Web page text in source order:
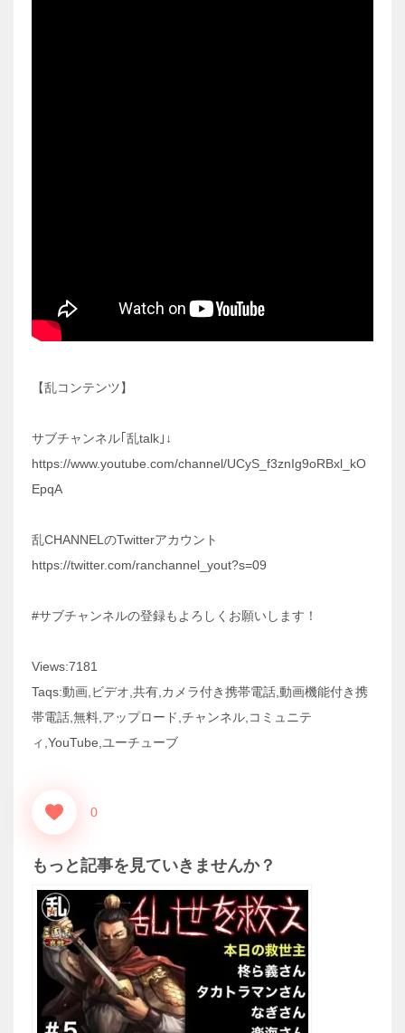
【乱コンテンツ】
サブチャンネル｢乱talk｣↓
https://www.youtube.com/channel/UCyS_f3znIg9oRBxl_kO
EpqA
乱CHANNELのTwitterアカウント
https://twitter.com/ranchannel_yout?s=09
#サブチャンネルの登録もよろしくお願いします！
Views:7181
Taqs:動画,ビデオ,共有,カメラ付き携帯電話,動画機能付き携
帯電話,無料,アップロード,チャンネル,コミュニテ
ィ,YouTube,ユーチューブ
0
もっと記事を見ていきませんか？